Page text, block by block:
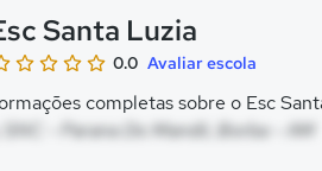
Santa Luzia
0.0 Avaliar escola
completas sobre o Esc
SNC - Parana Do Mandii, Borba - AM